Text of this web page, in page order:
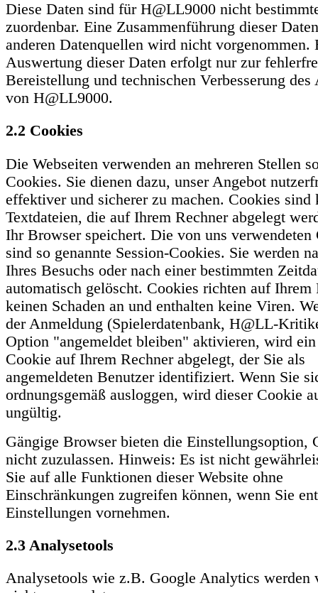
Diese Daten sind für H@LL9000 nicht
zuordenbar. Eine Zusammenführung dieser
anderen Datenquellen wird nicht vorgenommen.
Auswertung dieser Daten erfolgt nur zur
Bereistellung und technischen Verbesserung des
von H@LL9000.
2.2 Cookies
Die Webseiten verwenden an mehreren Stellen
Cookies. Sie dienen dazu, unser Angebot
effektiver und sicherer zu machen. Cookies sind
Textdateien, die auf Ihrem Rechner abgelegt
Ihr Browser speichert. Die von uns verwendeten
sind so genannte Session-Cookies. Sie werden
Ihres Besuchs oder nach einer bestimmten
automatisch gelöscht. Cookies richten auf Ihrem
keinen Schaden an und enthalten keine Viren.
der Anmeldung (Spielerdatenbank, H@LL-
Option "angemeldet bleiben" aktivieren, wird ein
Cookie auf Ihrem Rechner abgelegt, der Sie als
angemeldeten Benutzer identifiziert. Wenn Sie
ordnungsgemäß ausloggen, wird dieser Cookie
ungültig.
Gängige Browser bieten die Einstellungsoption,
nicht zuzulassen. Hinweis: Es ist nicht
Sie auf alle Funktionen dieser Website ohne
Einschränkungen zugreifen können, wenn Sie
Einstellungen vornehmen.
2.3 Analysetools
Analysetools wie z.B. Google Analytics werden